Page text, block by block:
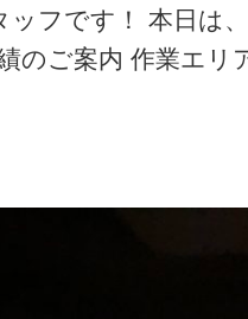
フです！ 本日は
ご案内 作業エリ